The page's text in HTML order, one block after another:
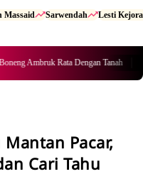
Massaid Sarwendah Lesti Kejora
Ambruk Rata Dengan Tanah
Pacar,
Cari Tahu